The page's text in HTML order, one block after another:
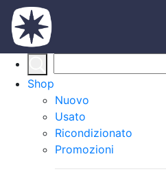
Shop
Nuovo
Usato
Ricondizionato
Promozioni